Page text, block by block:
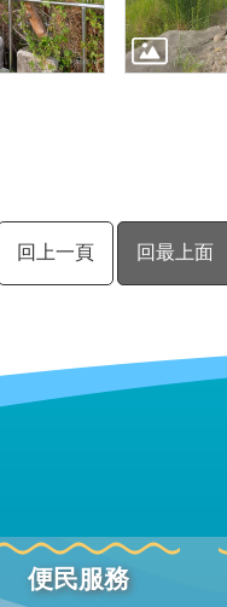
回上一頁 回最上面
便民服務